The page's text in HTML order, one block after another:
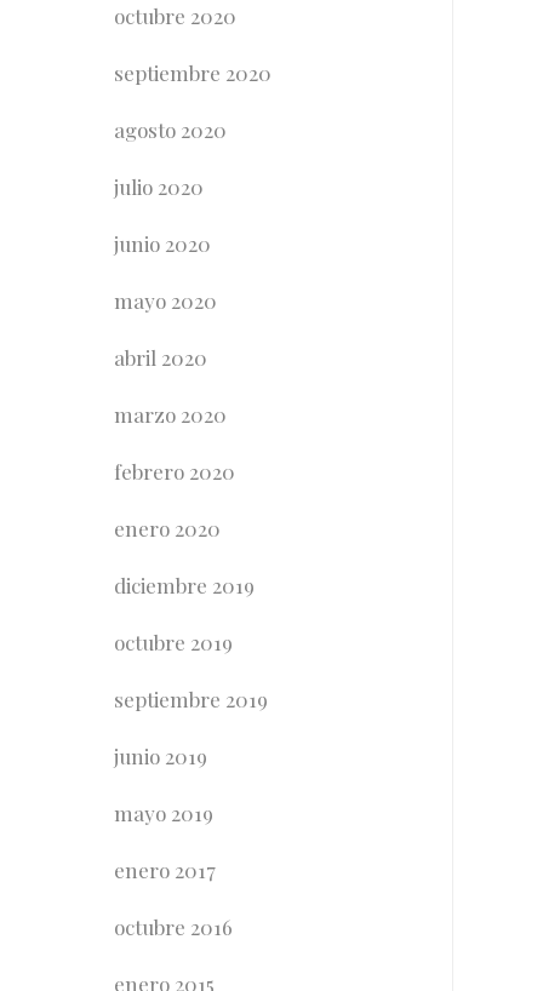
octubre 2020
septiembre 2020
agosto 2020
julio 2020
junio 2020
mayo 2020
abril 2020
marzo 2020
febrero 2020
enero 2020
diciembre 2019
octubre 2019
septiembre 2019
junio 2019
mayo 2019
enero 2017
octubre 2016
enero 2015